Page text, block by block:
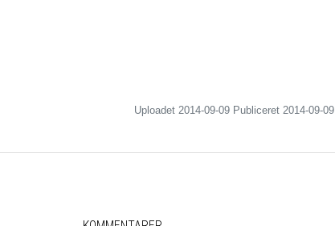
Uploadet 2014-09-09 Publiceret 2014-09-09